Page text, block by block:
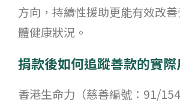
方向，持續性援助更能有效改
體健康狀況。
捐款後如何追蹤善款的實際
香港生命力（慈善編號：91/